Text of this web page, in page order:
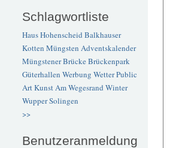
Schlagwortliste
Haus Hohenscheid Balkhauser
Kotten Müngsten Adventskalender
Müngstener BrückeBrückenpark
Güterhallen Werbung WetterPublic
ArtKunstAm Wegesrand Winter
WupperSolingen
>>
Benutzeranmeldung